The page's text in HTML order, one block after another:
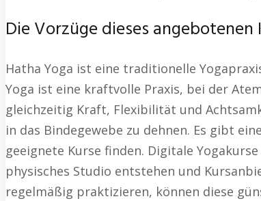
Die Vorzüge dieses
Hatha Yoga ist eine traditionelle
Yoga ist eine kraftvolle Praxis, bei der
gleichzeitig Kraft, Flexibilität und
in das Bindegewebe zu dehnen. Es gibt
geeignete Kurse finden. Digitale
physisches Studio entstehen und
regelmäßig praktizieren, können diese